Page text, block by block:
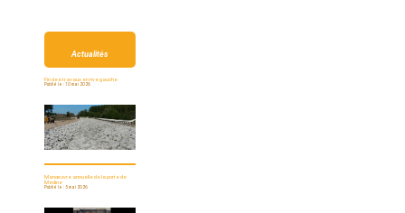
Actualités
Fin des travaux en rive gauche
Publié le : 10 mai 2026
Manœuvre annuelle de la porte de
Médine
Publié le : 5 mai 2026